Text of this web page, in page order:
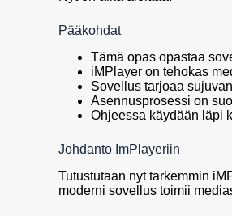
Pääkohdat
Tämä opas opastaa
iMPlayer on tehokas
Sovellus tarjoaa
Asennusprosessi on
Ohjeessa käydään läpi
Johdanto ImPlayeriin
Tutustutaan nyt tarkemmin
moderni sovellus toimii